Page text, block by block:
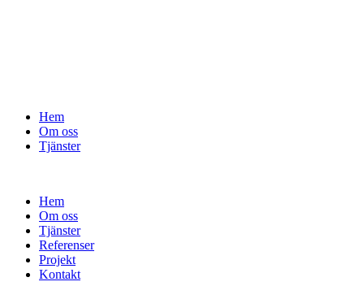
Hem
Om oss
Tjänster
Hem
Om oss
Tjänster
Referenser
Projekt
Kontakt